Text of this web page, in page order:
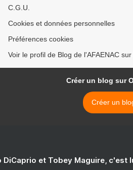
C.G.U.
Cookies et données personnelles
Préférences cookies
Voir le profil de Blog de l'AFAENAC
Créer un blog sur
Créer un
DiCaprio et Tobey Maguire, c'est